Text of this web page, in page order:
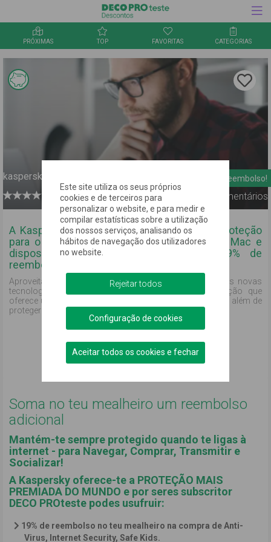
PRÓXIMAS TOP FAVORITAS CATEGORIAS
Inquérito
Informação Link Mágico
Clica
para
a oferta
nos
kaspersky 19% de reembolso!
Comentários
A Kaspersky oferece-te a mais completa proteção
para o mundo digital da tua família no PC, Mac e
dispositivos móveis! Tudo isto com 19% de
reembolso!
Aproveita ao máximo o nosso antivírus tradicional e as novas
tecnologias de segurança adaptáveis. Uma combinação que
oferece uma solução altamente personalizada que, para além de
proteger os teus dispositivos, protege-te a ti.
Soma no teu mealheiro um reembolso
adicional
Mantém-te sempre protegido quando te ligas à
internet - para Navegar, Comprar, Transmitir e
Socializar!
A Kaspersky oferece-te a PROTEÇÃO MAIS
PREMIADA DO MUNDO e por seres subscritor
DECO PROteste podes usufruir:
19% de reembolso no teu mealheiro na compra deAnti-
Virus, Internet Security, Safe Kids.
Este site utiliza os seus próprios
cookies e de terceiros para
personalizar o website, e para medir e
compilar estatísticas sobre a utilização
dos nossos serviços, analisando os
hábitos de navegação dos utilizadores
no website.
Configuração de cookies
Rejeitar todos
Aceitar todos os cookies e fechar